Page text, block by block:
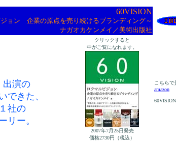
60VISION
ジョン 企業の原点を売り続けるブランディング～
ナガオカケンメイ／美術出版社
出演の
できた、
社の
リー。
クリックすると
中がご覧になれます。
2007年7月25日発売
価格2730円（税込）
こちら
amazon